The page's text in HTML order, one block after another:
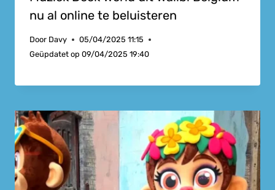
nu al online te beluisteren
Door Davy
05/04/2025 11:15
Geüpdatet op 09/04/2025 19:40